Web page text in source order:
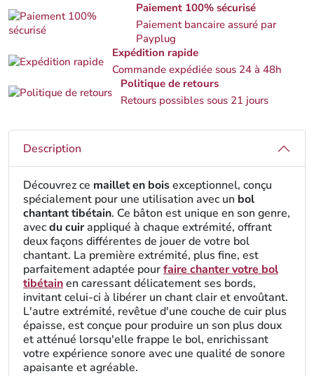
Paiement 100% sécurisé
Paiement bancaire assuré par
Payplug
Expédition rapide
Commande expédiée sous 24 à 48h
Politique de retours
Retours possibles sous 21 jours
Description
Découvrez ce maillet en boisexceptionnel, conçu
spécialement pour une utilisation avec un bol
chantant tibétain. Ce bâton est unique en son genre,
avecdu cuirappliqué à chaque extrémité, offrant
deux façons différentes de jouer de votre bol
chantant. La première extrémité, plus fine, est
parfaitement adaptée pourfaire chanter votre bol
tibétainen caressant délicatement ses bords,
invitant celui-ci à libérer un chant clair et envoûtant.
L'autre extrémité, revêtue d'une couche de cuir plus
épaisse, est conçue pour produire un son plus doux
et atténué lorsqu'elle frappe le bol, enrichissant
votre expérience sonore avec une qualité de sonore
apaisante et agréable.